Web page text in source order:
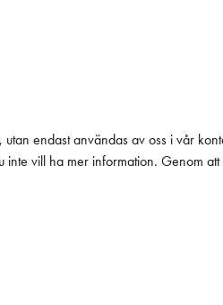
endast användas av oss i vår
vill ha mer information. Genom